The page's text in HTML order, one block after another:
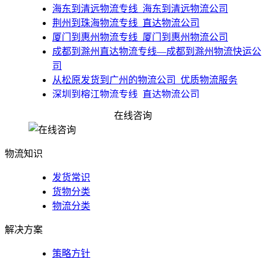
​海东到清远物流专线_海东到清远物流公司
​荆州到珠海物流专线_直达物流公司
​厦门到惠州物流专线_厦门到惠州物流公司
成都到滁州直达物流专线—成都到滁州物流快运公
司
​从松原发货到广州的物流公司_优质物流服务
​深圳到榕江物流专线_直达物流公司
​台北到肇庆物流公司_专业台北到肇庆回程车快运
佛山到唐山滦县物流公司_守信货运专线
在线咨询
物流知识
发货常识
货物分类
物流分类
解决方案
策略方针